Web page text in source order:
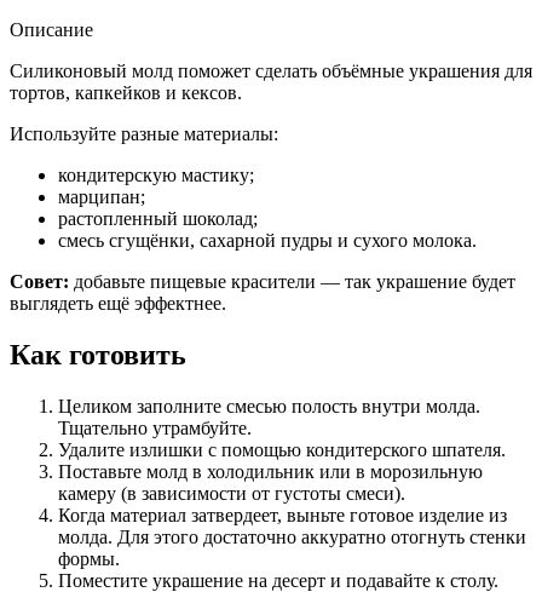
Описание
Силиконовый молд поможет сделать объёмные украшения для
тортов, капкейков и кексов.
Используйте разные материалы:
кондитерскую мастику;
марципан;
растопленный шоколад;
смесь сгущёнки, сахарной пудры и сухого молока.
Совет: добавьте пищевые красители — так украшение будет
выглядеть ещё эффектнее.
Как готовить
Целиком заполните смесью полость внутри молда.
Тщательно утрамбуйте.
Удалите излишки с помощью кондитерского шпателя.
Поставьте молд в холодильник или в морозильную
камеру (в зависимости от густоты смеси).
Когда материал затвердеет, выньте готовое изделие из
молда. Для этого достаточно аккуратно отогнуть стенки
формы.
Поместите украшение на десерт и подавайте к столу.